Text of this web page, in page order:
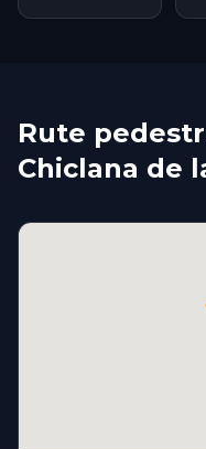
Rute
Chiclana de